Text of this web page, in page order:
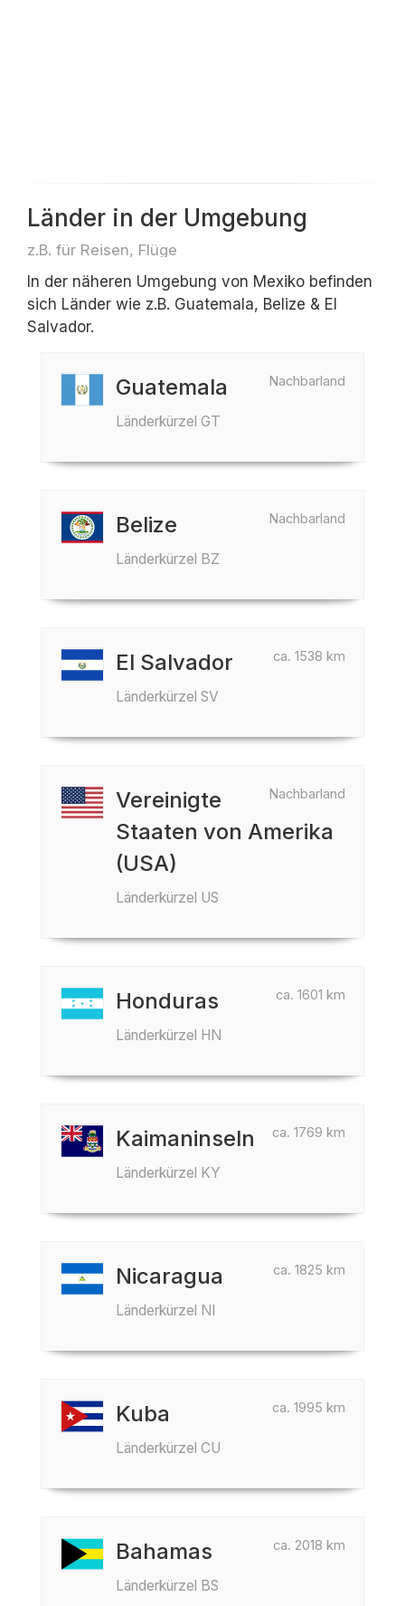
Länder in der Umgebung
z.B. für Reisen, Flüge
In der näheren Umgebung von Mexiko befinden
sich Länder wie z.B. Guatemala, Belize & El
Salvador.
Nachbarland
Guatemala
Länderkürzel GT
Nachbarland
Belize
Länderkürzel BZ
ca. 1538 km
El Salvador
Länderkürzel SV
Nachbarland
Vereinigte
Staaten von Amerika
(USA)
Länderkürzel US
ca. 1601 km
Honduras
Länderkürzel HN
ca. 1769 km
Kaimaninseln
Länderkürzel KY
ca. 1825 km
Nicaragua
Länderkürzel NI
ca. 1995 km
Kuba
Länderkürzel CU
ca. 2018 km
Bahamas
Länderkürzel BS